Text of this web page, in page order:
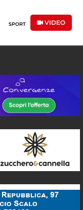
SPORT VIDEO